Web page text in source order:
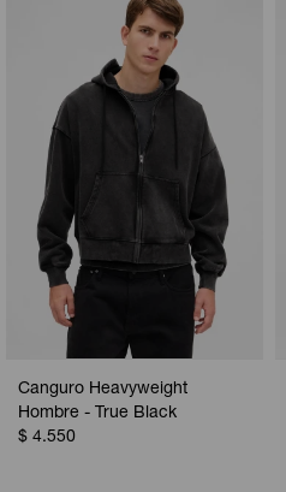
Canguro Heavyweight
Hombre - True Black
$ 4.550